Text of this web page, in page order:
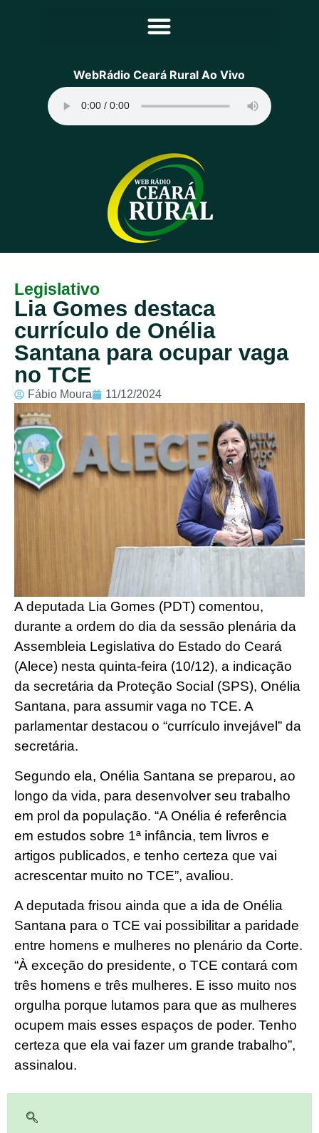
Principal
Programação
Equipe
Contato
Sobre
WebRádio Ceará Rural Ao Vivo
Legislativo
Lia Gomes destaca
currículo de Onélia
Santana para ocupar vaga
no TCE
Fábio Moura 11/12/2024
A deputada Lia Gomes (PDT) comentou,
durante a ordem do dia da sessão plenária da
Assembleia Legislativa do Estado do Ceará
(Alece) nesta quinta-feira (10/12), a indicação
da secretária da Proteção Social (SPS), Onélia
Santana, para assumir vaga no TCE. A
parlamentar destacou o “currículo invejável” da
secretária.
Segundo ela, Onélia Santana se preparou, ao
longo da vida, para desenvolver seu trabalho
em prol da população. “A Onélia é referência
em estudos sobre 1ª infância, tem livros e
artigos publicados, e tenho certeza que vai
acrescentar muito no TCE”, avaliou.
A deputada frisou ainda que a ida de Onélia
Santana para o TCE vai possibilitar a paridade
entre homens e mulheres no plenário da Corte.
“À exceção do presidente, o TCE contará com
três homens e três mulheres. E isso muito nos
orgulha porque lutamos para que as mulheres
ocupem mais esses espaços de poder. Tenho
certeza que ela vai fazer um grande trabalho”,
assinalou.